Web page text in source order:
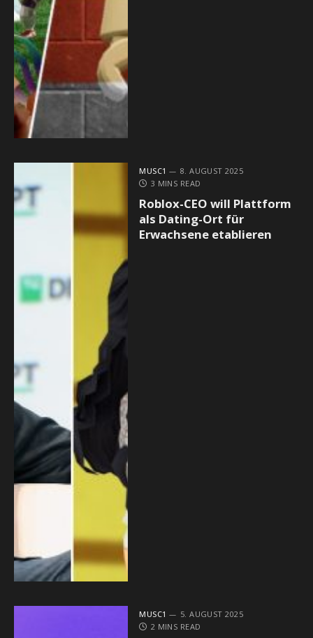
MUSC1
8. AUGUST 2025
3 MINS READ
Roblox-CEO will Plattform
als Dating-Ort für
Erwachsene etablieren
MUSC1
5. AUGUST 2025
2 MINS READ